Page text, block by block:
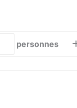
personnes